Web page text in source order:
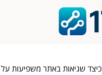
כיצד שגיאות באתר משפיעות על